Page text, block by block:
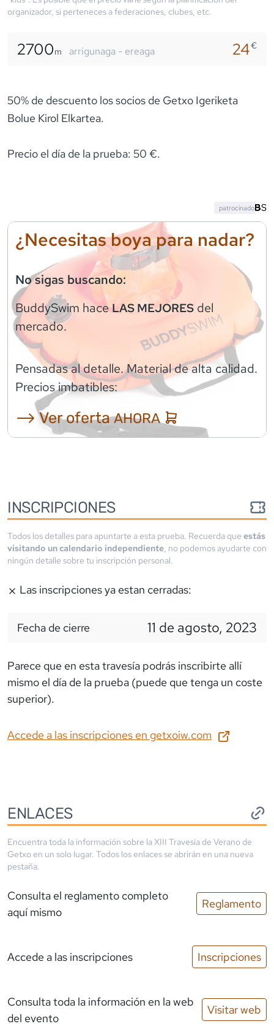
organizador, si perteneces a federaciones, clubes, etc.
2700m arrigunaga - ereaga 24€
50% de descuento los socios de Getxo Igeriketa
Bolue Kirol Elkartea.
Precio el día de la prueba: 50 €.
¿Necesitas boya para nadar?
No sigas buscando:
BuddySwim haceLAS MEJORES del
mercado.
Pensadas al detalle. Material de alta calidad.
Precios imbatibles:
⟶ Ver ofertaAHORA
patrocinado
INSCRIPCIONES
Todos los detalles para apuntarte a esta prueba. Recuerda que estás
visitando un calendario independiente, no podemos ayudarte con
ningún detalle sobre tu inscripción personal.
Las inscripciones ya estan cerradas:
Fecha de cierre 11 de agosto, 2023
Parece que en esta travesía podrás inscribirte allí
mismo el día de la prueba (puede que tenga un coste
superior).
Accede a las inscripciones en getxoiw.com
ENLACES
Encuentra toda la información sobre laXIII Travesía de Verano de
Getxo en un solo lugar. Todos los enlaces se abrirán en una nueva
pestaña.
Consulta el reglamento completo
aquí mismo
Reglamento
Accede a las inscripciones Inscripciones
Consulta toda la información en la web
del evento
Visitar web